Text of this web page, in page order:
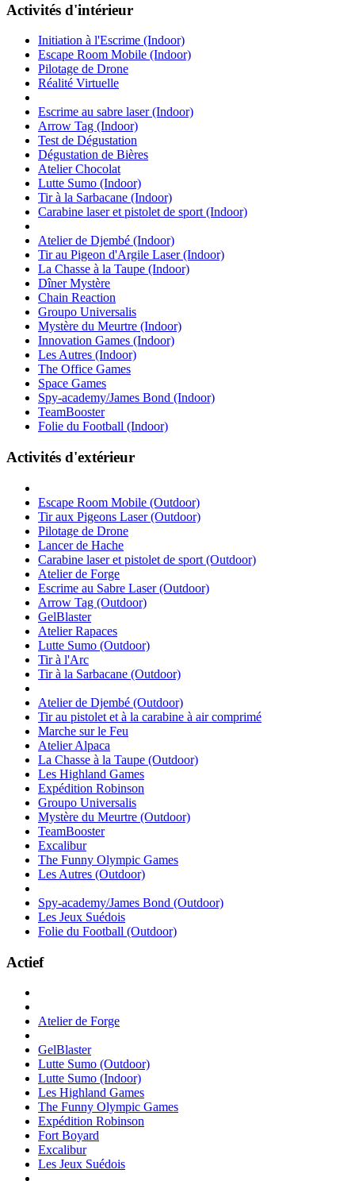
Activités d'intérieur
Initiation à l'Escrime (Indoor)
Escape Room Mobile (Indoor)
Pilotage de Drone
Réalité Virtuelle
Escrime au sabre laser (Indoor)
Arrow Tag (Indoor)
Test de Dégustation
Dégustation de Bières
Atelier Chocolat
Lutte Sumo (Indoor)
Tir à la Sarbacane (Indoor)
Carabine laser et pistolet de sport (Indoor)
Atelier de Djembé (Indoor)
Tir au Pigeon d'Argile Laser (Indoor)
La Chasse à la Taupe (Indoor)
Dîner Mystère
Chain Reaction
Groupo Universalis
Mystère du Meurtre (Indoor)
Innovation Games (Indoor)
Les Autres (Indoor)
The Office Games
Space Games
Spy-academy/James Bond (Indoor)
TeamBooster
Folie du Football (Indoor)
Activités d'extérieur
Escape Room Mobile (Outdoor)
Tir aux Pigeons Laser (Outdoor)
Pilotage de Drone
Lancer de Hache
Carabine laser et pistolet de sport (Outdoor)
Atelier de Forge
Escrime au Sabre Laser (Outdoor)
Arrow Tag (Outdoor)
GelBlaster
Atelier Rapaces
Lutte Sumo (Outdoor)
Tir à l'Arc
Tir à la Sarbacane (Outdoor)
Atelier de Djembé (Outdoor)
Tir au pistolet et à la carabine à air comprimé
Marche sur le Feu
Atelier Alpaca
La Chasse à la Taupe (Outdoor)
Les Highland Games
Expédition Robinson
Groupo Universalis
Mystère du Meurtre (Outdoor)
TeamBooster
Excalibur
The Funny Olympic Games
Les Autres (Outdoor)
Spy-academy/James Bond (Outdoor)
Les Jeux Suédois
Folie du Football (Outdoor)
Actief
Atelier de Forge
GelBlaster
Lutte Sumo (Outdoor)
Lutte Sumo (Indoor)
Les Highland Games
The Funny Olympic Games
Expédition Robinson
Fort Boyard
Excalibur
Les Jeux Suédois